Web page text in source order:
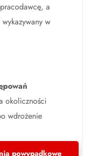
a
w
okoliczności
wdrożenie
powypadkowe